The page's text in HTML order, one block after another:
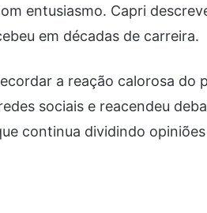
entusiasmo. Capri
em décadas de carreira.
a reação calorosa do
sociais e reacendeu
continua dividindo